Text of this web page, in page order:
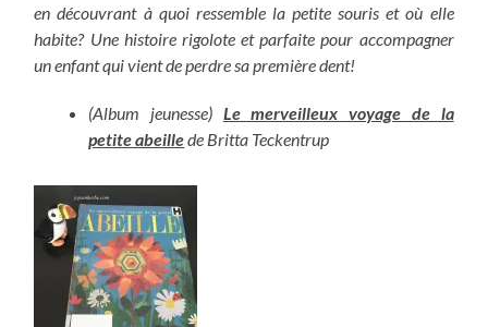
en découvrant à quoi ressemble la petite souris et où elle
habite? Une histoire rigolote et parfaite pour accompagner
un enfant qui vient de perdre sa première dent!
(Album jeunesse) Le merveilleux voyage de la
petite abeillede Britta Teckentrup